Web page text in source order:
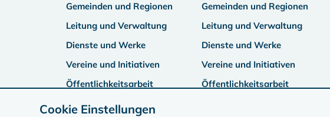
Gemeinden und Regionen
Leitung und Verwaltung
Dienste und Werke
Vereine und Initiativen
Öffentlichkeitsarbeit
Gemeinden und Regionen
Leitung und Verwaltung
Dienste und Werke
Vereine und Initiativen
Öffentlichkeitsarbeit
Cookie Einstellungen